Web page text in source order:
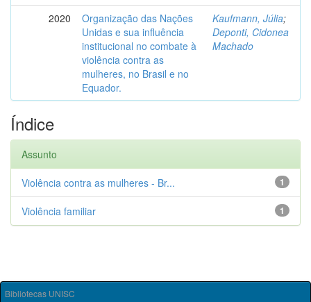
2020
Organização das Nações
Unidas e sua influência
institucional no combate à
violência contra as
mulheres, no Brasil e no
Equador.
Kaufmann, Júlia;
Deponti, Cidonea
Machado
Índice
Assunto
1
Violência contra as mulheres - Br...
1
Violência familiar
Bibliotecas UNISC